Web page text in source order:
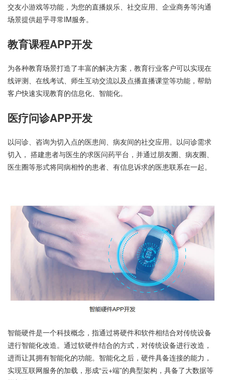
交友小游戏等功能，为您的直播娱乐、社交应用、企业商务等沟通
场景提供超乎寻常IM服务。
教育课程APP开发
为各种教育场景打造了丰富的解决方案，教育行业客户可以实现在
线评测、在线考试、师生互动交流以及点播直播课堂等功能，帮助
客户快速实现教育的信息化、智能化。
医疗问诊APP开发
以问诊、咨询为切入点的医患间、病友间的社交应用。以问诊需求
切入， 搭建患者与医生的求医问药平台，并通过朋友圈、病友圈、
医生圈等形式将同病相怜的患者、有信息诉求的医患联系在一起。
智能硬件是一个科技概念，指通过将硬件和软件相结合对传统设备
进行智能化改造。通过软硬件结合的方式，对传统设备进行改造，
进而让其拥有智能化的功能。智能化之后，硬件具备连接的能力，
实现互联网服务的加载，形成“云+端”的典型架构，具备了大数据等